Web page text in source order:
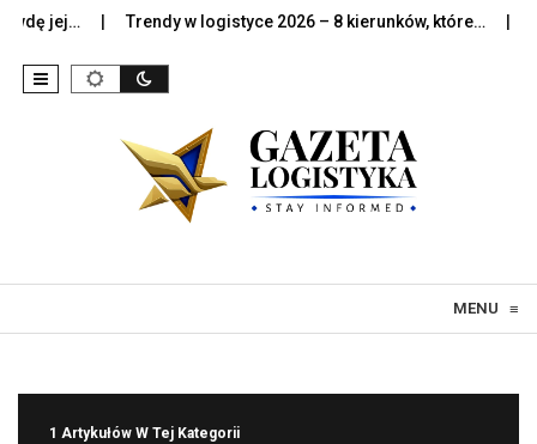
jej… Trendy w logistyce 2026 – 8 kierunków, które…
MENU ≡
1 Artykułów W Tej Kategorii